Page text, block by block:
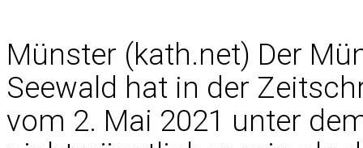
Münster (kath.net) Der
Seewald hat in der
vom 2. Mai 2021 unter